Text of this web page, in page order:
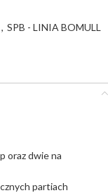
, SPB - LINIA BOMULL
oraz dwie na
partiach